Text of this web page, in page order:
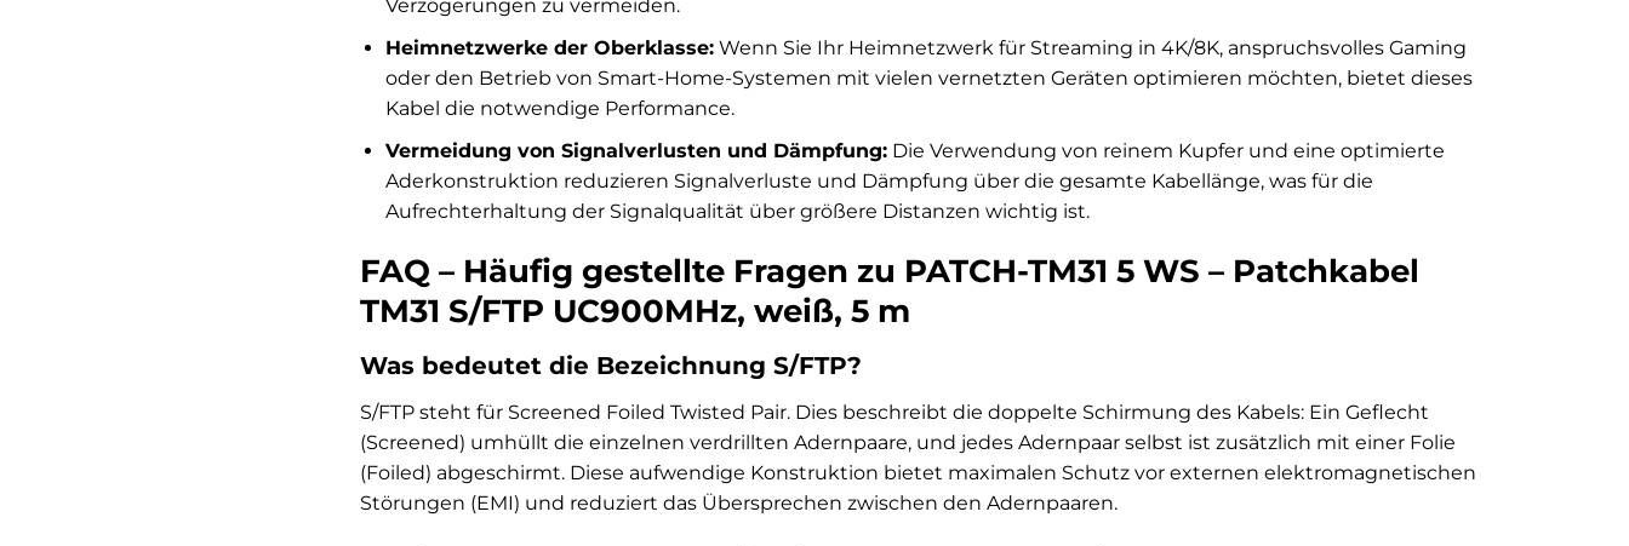
Verzögerungen zu vermeiden.
Heimnetzwerke der Oberklasse:Wenn Sie Ihr Heimnetzwerk für Streaming in 4K/8K, anspruchsvolles Gaming
oder den Betrieb von Smart-Home-Systemen mit vielen vernetzten Geräten optimieren möchten, bietet dieses
Kabel die notwendige Performance.
Vermeidung von Signalverlusten und Dämpfung:Die Verwendung von reinem Kupfer und eine optimierte
Aderkonstruktion reduzieren Signalverluste und Dämpfung über die gesamte Kabellänge, was für die
Aufrechterhaltung der Signalqualität über größere Distanzen wichtig ist.
FAQ – Häufig gestellte Fragen zu PATCH-TM31 5 WS – Patchkabel
TM31 S/FTP UC900MHz, weiß, 5 m
Was bedeutet die Bezeichnung S/FTP?
S/FTP steht für Screened Foiled Twisted Pair. Dies beschreibt die doppelte Schirmung des Kabels: Ein Geflecht
(Screened) umhüllt die einzelnen verdrillten Adernpaare, und jedes Adernpaar selbst ist zusätzlich mit einer Folie
(Foiled) abgeschirmt. Diese aufwendige Konstruktion bietet maximalen Schutz vor externen elektromagnetischen
Störungen (EMI) und reduziert das Übersprechen zwischen den Adernpaaren.